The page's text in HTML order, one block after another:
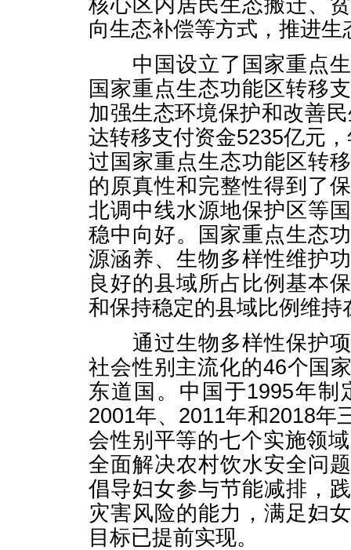
核心区内居民生态搬迁、
向生态补偿等方式，推进
中国设立了国家重点生
国家重点生态功能区转移
加强生态环境保护和改善
达转移支付资金5235亿元
过国家重点生态功能区转
的原真性和完整性得到了
北调中线水源地保护区等
稳中向好。国家重点生态
源涵养、生物多样性维护
良好的县域所占比例基本
和保持稳定的县域比例维持
通过生物多样性保护项
社会性别主流化的46个国
东道国。中国于1995年
2001年、2011年和2018年
会性别平等的七个实施领
全面解决农村饮水安全问
倡导妇女参与节能减排，
灾害风险的能力，满足妇
目标已提前实现。